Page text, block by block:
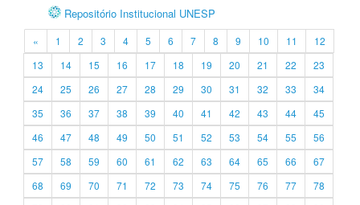
Repositório Institucional UNESP
« 1 2 3 4 5 6 7 8 9 10 11
12
13
14 15 16 17 18 19 20 21 22
23
24
25 26 27 28 29 30 31 32 33
34
35
36 37 38 39 40 41 42 43 44
45
46
47 48 49 50 51 52 53 54 55
56
57
58 59 60 61 62 63 64 65 66
67
68
69 70 71 72 73 74 75 76 77
78